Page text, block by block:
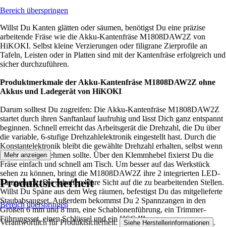
Bereich überspringen
Willst Du Kanten glätten oder säumen, benötigst Du eine präzise
arbeitende Fräse wie die Akku-Kantenfräse M1808DAW2Z von
HiKOKI. Selbst kleine Verzierungen oder filigrane Zierprofile an
Tafeln, Leisten oder in Platten sind mit der Kantenfräse erfolgreich und
sicher durchzuführen.
Produktmerkmale der Akku-Kantenfräse M1808DAW2Z ohne
Akkus und Ladegerät von HiKOKI
Darum solltest Du zugreifen: Die Akku-Kantenfräse M1808DAW2Z
startet durch ihren Sanftanlauf laufruhig und lässt Dich ganz entspannt
beginnen. Schnell erreicht das Arbeitsgerät die Drehzahl, die Du über
die variable, 6-stufige Drehzahlelektronik eingestellt hast. Durch die
Konstantelektronik bleibt die gewählte Drehzahl erhalten, selbst wenn
die Fräslast zunehmen sollte. Über den Klemmhebel fixierst Du die
Fräse einfach und schnell am Tisch. Um besser auf das Werkstück
sehen zu können, bringt die M1808DAW2Z ihre 2 integrierten LED-
Lampen mit. Die schaffen klare Sicht auf die zu bearbeitenden Stellen.
Willst Du Späne aus dem Weg räumen, befestigst Du das mitgelieferte
Staubabsaugset. Außerdem bekommst Du 2 Spannzangen in den
Größen 6 mm und 8 mm, eine Schablonenführung, ein Trimmer-
Führungsset, einen Schlüssel und ein HSC III.
Mehr anzeigen
Produktsicherheit
Bereich überspringen
Verantwortlich für Produktsicherheit: Siehe Herstellerinformationen .